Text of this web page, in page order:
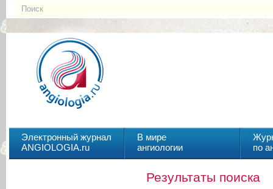
Электронный журнал
ANGIOLOGIA.ru
В мире
ангиологии
по
Результаты поиска